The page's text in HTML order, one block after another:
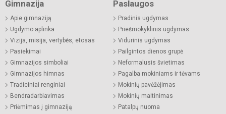
Gimnazija
Apie gimnaziją
Ugdymo aplinka
Vizija, misija, vertybės, etosas
Pasiekimai
Gimnazijos simboliai
Gimnazijos himnas
Tradiciniai renginiai
Bendradarbiavimas
Priėmimas į gimnaziją
Paslaugos
Pradinis ugdymas
Priešmokyklinis ugdymas
Vidurinis ugdymas
Pailgintos dienos grupė
Neformalusis švietimas
Pagalba mokiniams ir tėvams
Mokinių pavėžėjimas
Mokinių maitinimas
Patalpų nuoma